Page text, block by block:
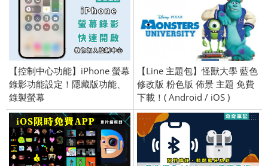
【控制中心功能】iPhone 螢幕
錄影功能設定！隱藏版功能、
錄製螢幕
【Line 主題包】怪獸大學 藍色
修改版 粉色版 佈景 主題 免費
下載！( Android / iOS )